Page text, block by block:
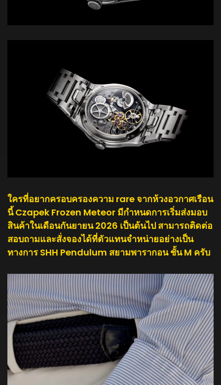
ใครที่อยากครอบครองความ rare จากห้วงอวกาศเรือน
นี้ Czapek Frozen Meteor มีกำหนดการเริ่มส่งมอบ
สินค้าในเดือนกันยายน 2026 เป็นต้นไป สามารถติดต่อ
สอบถามและสั่งจองได้ที่ตัวแทนจำหน่ายอย่างเป็น
ทางการ SHH Pendulum สยามพารากอน ชั้น M ครับ